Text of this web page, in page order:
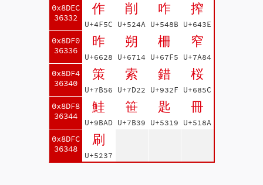
0x8DEC
36332
0x8DF0
36336
0x8DF4
36340
0x8DF8
36344
0x8DFC
36348
作
U+4F5C
削
U+524A
咋
U+548B
搾
U+643E
昨
U+6628
朔
U+6714
柵
U+67F5
窄
U+7A84
策
U+7B56
索
U+7D22
錯
U+932F
桜
U+685C
鮭
U+9BAD
笹
U+7B39
匙
U+5319
冊
U+518A
刷
U+5237